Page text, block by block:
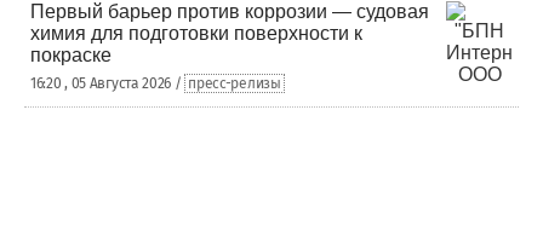
Первый барьер против коррозии — судовая
химия для подготовки поверхности к
покраске
16:20 , 05 Августа 2026 / пресс-релизы